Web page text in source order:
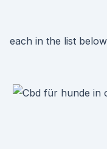
each in the list